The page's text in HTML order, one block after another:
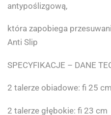
antypoślizgową,
która zapobiega
Anti Slip
SPECYFIKACJE – DANE
2 talerze obiadowe: fi 25 cm
2 talerze głębokie: fi 23 cm